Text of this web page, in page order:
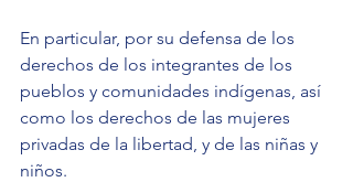
En particular, por su defensa de los
derechos de los integrantes de los
pueblos y comunidades indígenas, así
como los derechos de las mujeres
privadas de la libertad, y de las niñas y
niños.